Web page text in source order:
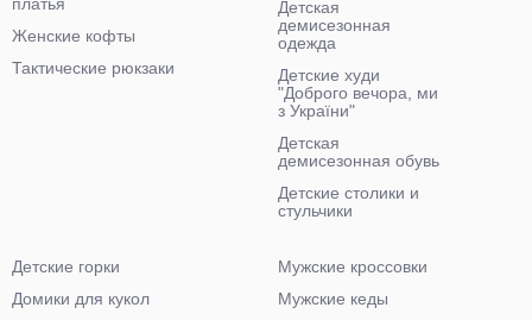
Женские кофты
Тактические рюкзаки
Детская
демисезонная
одежда
Детские худи
"Доброго вечора, ми
з України"
Детская
демисезонная обувь
Детские столики и
стульчики
Детские горки
Домики для кукол
Мужские кроссовки
Мужские кеды